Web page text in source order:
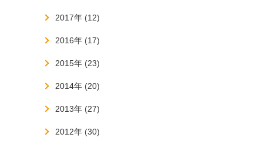
2017年 (12)
2016年 (17)
2015年 (23)
2014年 (20)
2013年 (27)
2012年 (30)